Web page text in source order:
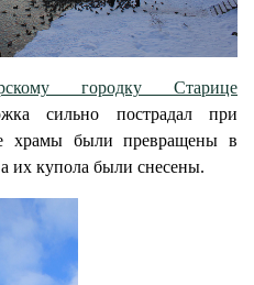
городку Старице
сильно пострадал при
храмы были превращены в
их купола были снесены.